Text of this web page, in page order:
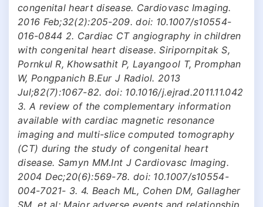
congenital heart disease. Cardiovasc Imaging.
2016 Feb;32(2):205-209. doi: 10.1007/s10554-
016-0844 2. Cardiac CT angiography in children
with congenital heart disease. Siripornpitak S,
Pornkul R, Khowsathit P, Layangool T, Promphan
W, Pongpanich B.Eur J Radiol. 2013
Jul;82(7):1067-82. doi: 10.1016/j.ejrad.2011.11.042
3. A review of the complementary information
available with cardiac magnetic resonance
imaging and multi-slice computed tomography
(CT) during the study of congenital heart
disease. Samyn MM.Int J Cardiovasc Imaging.
2004 Dec;20(6):569-78. doi: 10.1007/s10554-
004-7021- 3. 4. Beach ML, Cohen DM, Gallagher
SM, et al: Major adverse events and relationship